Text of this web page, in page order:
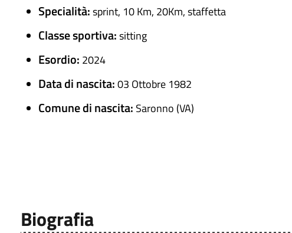
Specialità:sprint, 10 Km, 20Km, staffetta
Classe sportiva:sitting
Esordio: 2024
Data di nascita:03 Ottobre 1982
Comune di nascita: Saronno (VA)
Biografia